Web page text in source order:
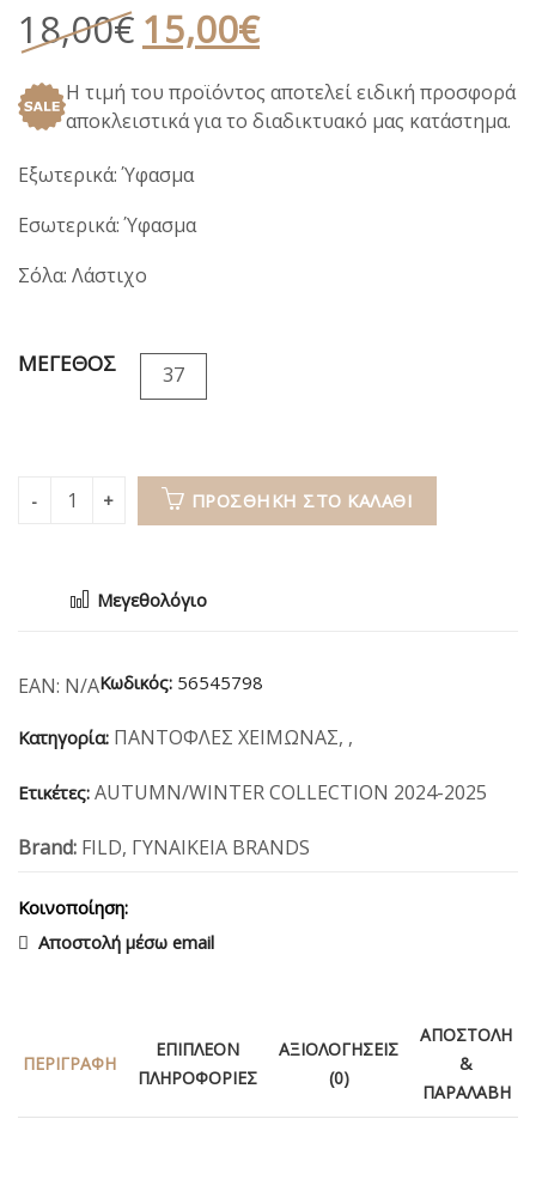
18,00€ Original
price
was:
18,00€.
15,00€Η
τρέχουσα
τιμή
είναι:
Η τιμή του προϊόντος αποτελεί ειδική προσφορά
αποκλειστικά για το διαδικτυακό μας κατάστημα.
Εξωτερικά: Ύφασμα
Εσωτερικά: Ύφασμα
Σόλα: Λάστιχο
ΜΕΓΕΘΟΣ 37
ΠΡΟΣΘΉΚΗ ΣΤΟ ΚΑΛΆΘΙ
Μεγεθολόγιο
EAN: N/AΚωδικός: 56545798
Κατηγορία: ΠΑΝΤΟΦΛΕΣ ΧΕΙΜΩΝΑΣ, ,
Ετικέτες: AUTUMN/WINTER COLLECTION 2024-2025
Brand: FILD, ΓΥΝΑΙΚΕΙΑ BRANDS
Κοινοποίηση:
Αποστολή μέσω email
ΠΕΡΙΓΡΑΦΉ
ΕΠΙΠΛΈΟΝ
ΠΛΗΡΟΦΟΡΊΕΣ
ΑΞΙΟΛΟΓΉΣΕΙΣ
(0)
ΑΠΟΣΤΟΛΉ
&
ΠΑΡΑΛΑΒΉ